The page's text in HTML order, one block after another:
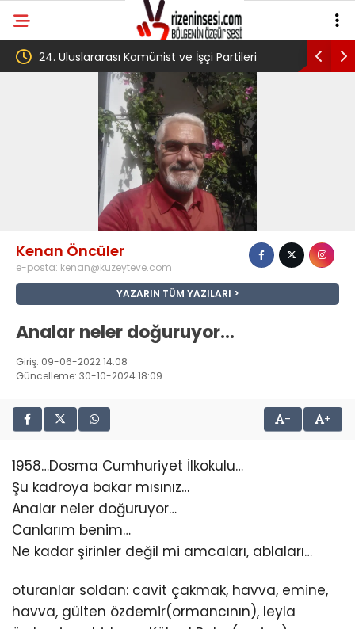
24. Uluslararası Komünist ve İşçi Partileri
toplantısı Havana’da başladı
Kenan Öncüler
e-posta: kenan@kuzeyteve.com
YAZARIN TÜM YAZILARI
Analar neler doğuruyor…
Giriş: 09-06-2022 14:08
Güncelleme: 30-10-2024 18:09
- +
1958…Dosma Cumhuriyet İlkokulu…
Şu kadroya bakar mısınız…
Analar neler doğuruyor…
Canlarım benim…
Ne kadar şirinler değil mi amcaları, ablaları…
oturanlar soldan: cavit çakmak, havva, emine,
havva, gülten özdemir(ormancının), leyla